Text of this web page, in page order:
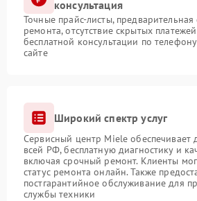
консультация
Точные прайс-листы,
ремонта, отсутствие скрытых
бесплатной консультации по
сайте
Широкий спектр услуг
Сервисный центр Miele обеспечивает
всей РФ, бесплатную диагностику и
включая срочный ремонт. Клиенты
статус ремонта онлайн. Также
постгарантийное обслуживание для
службы техники